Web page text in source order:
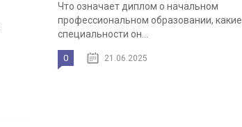
Что означает диплом о начальном
профессиональном образовании, какие
специальности он...
0 21.06.2025